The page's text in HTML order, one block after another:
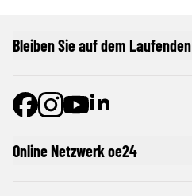
Online Netzwerk oe24
Bleiben Sie auf dem Laufenden